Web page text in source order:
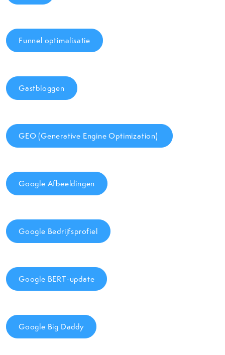
Funnel optimalisatie
Gastbloggen
GEO (Generative Engine Optimization)
Google Afbeeldingen
Google Bedrijfsprofiel
Google BERT-update
Google Big Daddy